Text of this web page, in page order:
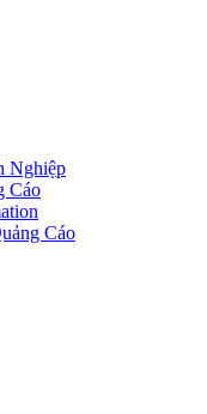
Nghiệp
Cáo
Cáo